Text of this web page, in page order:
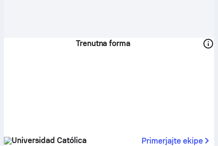
Trenutna forma
Universidad Católica
Primerjajte ekipe